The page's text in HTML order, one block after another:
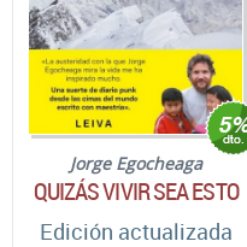
Jorge Egocheaga
QUIZÁS VIVIR SEA ESTO
Edición actualizada